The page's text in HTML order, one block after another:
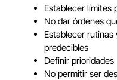
Establecer límites
No dar órdenes
Establecer
predecibles
Definir prioridades
No permitir ser